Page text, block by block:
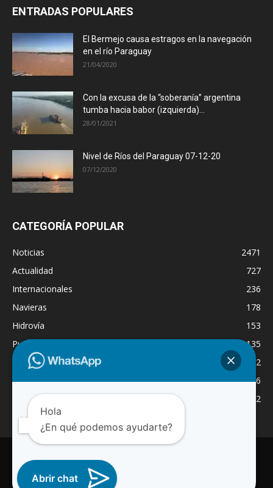
ENTRADAS POPULARES
El Bermejo causa estragos en la navegación
en el río Paraguay
21/04/2020
Con la excusa de la “soberanía” argentina
tumba hacia babor (izquierda)...
28/01/2021
Nivel de Ríos del Paraguay 07-12-20
07/12/2020
CATEGORÍA POPULAR
Noticias
2471
Actualidad
727
Internacionales
236
Navieras
178
Hidrovía
153
Puertos
135
Economía
132
Nacionales
126
Dragado
122
LOGISTICA
INTERNACIONAL
Hola
¿En qué podemos ayudarte?
Abrir chat